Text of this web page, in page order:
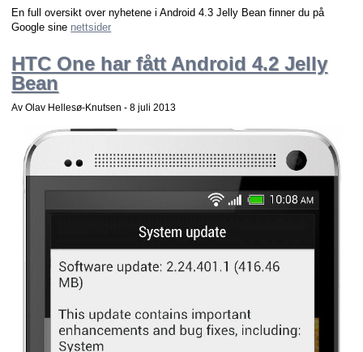
En full oversikt over nyhetene i Android 4.3 Jelly Bean finner du på
Google sine nettsider
HTC One har fått Android 4.2 Jelly
Bean
Av Olav Hellesø-Knutsen -8 juli 2013